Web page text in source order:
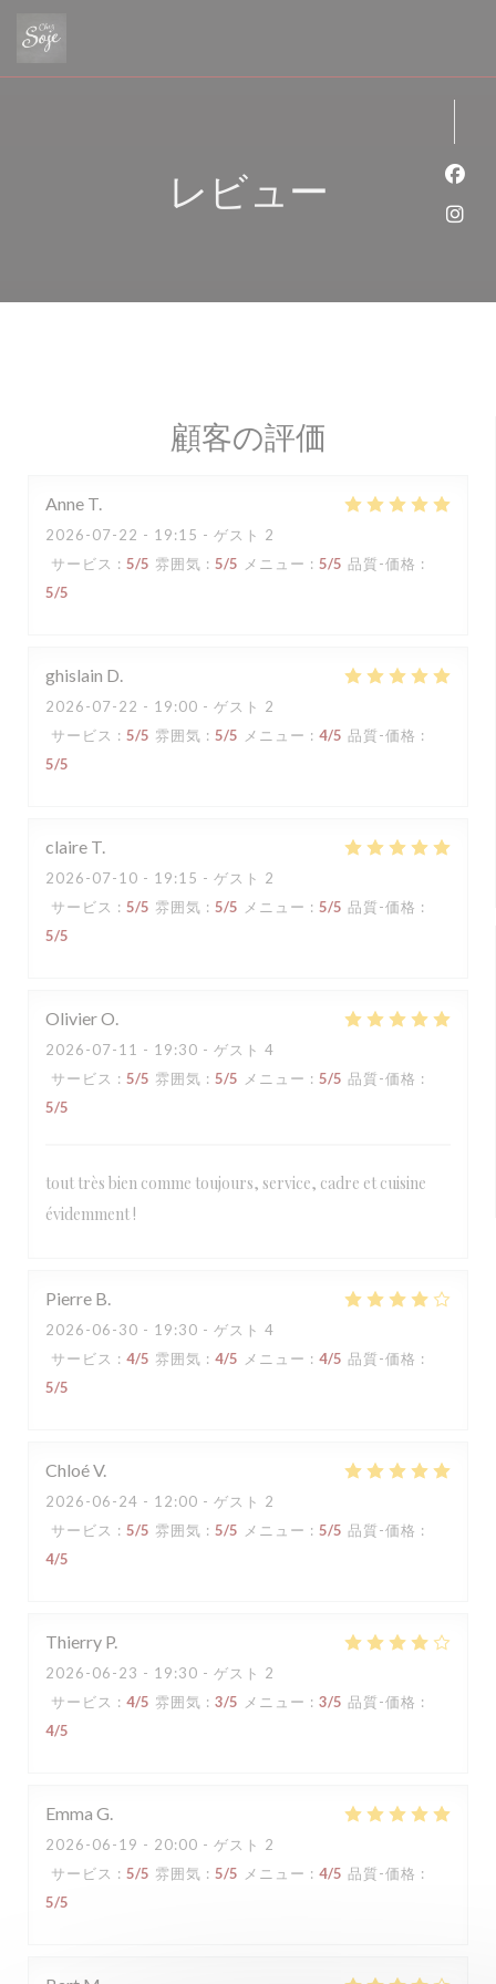
レビュー
顧客の評価
Anne T
2026-07-22 - 19:15 - ゲスト 2
サービス : 5/5 雰囲気 : 5/5 メニュー : 5/5 品質-価格 :
5/5
ghislain D
2026-07-22 - 19:00 - ゲスト 2
サービス : 5/5 雰囲気 : 5/5 メニュー : 4/5 品質-価格 :
5/5
claire T
2026-07-10 - 19:15 - ゲスト 2
サービス : 5/5 雰囲気 : 5/5 メニュー : 5/5 品質-価格 :
5/5
OlivierO
2026-07-11 - 19:30 - ゲスト 4
サービス : 5/5 雰囲気 : 5/5 メニュー : 5/5 品質-価格 :
5/5
tout très bien comme toujours, service, cadre et cuisine
évidemment !
Pierre B
2026-06-30 - 19:30 - ゲスト 4
サービス : 4/5 雰囲気 : 4/5 メニュー : 4/5 品質-価格 :
5/5
ChloéV
2026-06-24 - 12:00 - ゲスト 2
サービス : 5/5 雰囲気 : 5/5 メニュー : 5/5 品質-価格 :
4/5
Thierry P
2026-06-23 - 19:30 - ゲスト 2
サービス : 4/5 雰囲気 : 3/5 メニュー : 3/5 品質-価格 :
4/5
Emma G
2026-06-19 - 20:00 - ゲスト 2
サービス : 5/5 雰囲気 : 5/5 メニュー : 4/5 品質-価格 :
5/5